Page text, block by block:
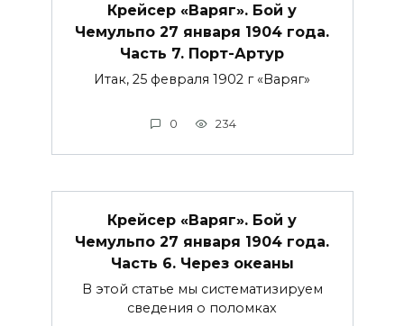
Крейсер «Варяг». Бой у
Чемульпо 27 января 1904 года.
Часть 7. Порт-Артур
Итак, 25 февраля 1902 г «Варяг»
0 234
Крейсер «Варяг». Бой у
Чемульпо 27 января 1904 года.
Часть 6. Через океаны
В этой статье мы систематизируем
сведения о поломках